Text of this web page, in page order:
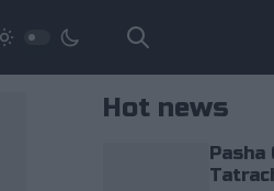
Hot news
Pasha